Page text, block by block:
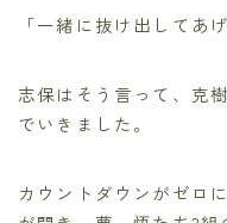
「一緒に抜け出してあげ
志保はそう言って、克
でいきました。
カウントダウンがゼロ